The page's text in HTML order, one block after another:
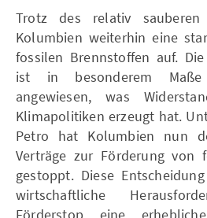
Trotz des relativ sauberen
Kolumbien weiterhin eine
fossilen Brennstoffen auf.
ist in besonderem
angewiesen, was
Klimapolitiken erzeugt hat.
Petro hat Kolumbien nun
Verträge zur Förderung von
gestoppt. Diese
wirtschaftliche
Förderstop eine